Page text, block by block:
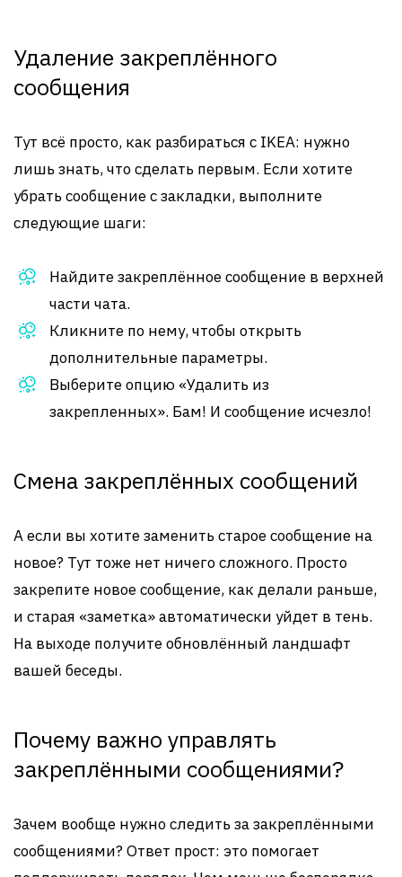
Удаление закреплённого
сообщения
Тут всё просто, как разбираться с IKEA: нужно
лишь знать, что сделать первым. Если хотите
убрать сообщение с закладки, выполните
следующие шаги:
Найдите закреплённое сообщение в верхней
части чата.
Кликните по нему, чтобы открыть
дополнительные параметры.
Выберите опцию «Удалить из
закрепленных». Бам! И сообщение исчезло!
Смена закреплённых сообщений
А если вы хотите заменить старое сообщение на
новое? Тут тоже нет ничего сложного. Просто
закрепите новое сообщение, как делали раньше,
и старая «заметка» автоматически уйдет в тень.
На выходе получите обновлённый ландшафт
вашей беседы.
Почему важно управлять
закреплёнными сообщениями?
Зачем вообще нужно следить за закреплёнными
сообщениями? Ответ прост: это помогает